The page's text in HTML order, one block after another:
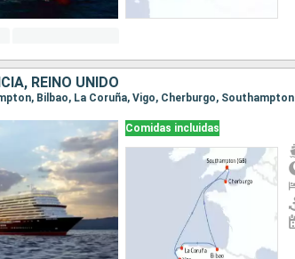
REINO UNIDO
Bilbao, La Coruña, Vigo, Cherburgo, Southampton
Comidas incluidas